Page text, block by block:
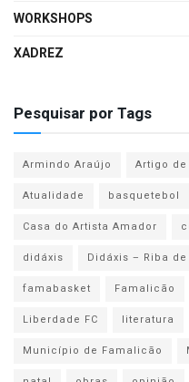
WORKSHOPS
XADREZ
Pesquisar por Tags
Armindo Araújo Artigo
Atualidade
basquetebol
Casa do Artista Amador
didáxis
Didáxis – Riba de
famabasket
Famalicão
Liberdade FC
literatura
Município de Famalicão